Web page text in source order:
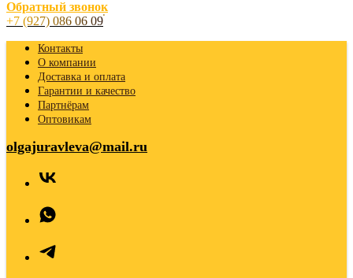
Обратный звонок
+7 (927) 086 06 09
Контакты
О компании
Доставка и оплата
Гарантии и качество
Партнёрам
Оптовикам
olgajuravleva@mail.ru